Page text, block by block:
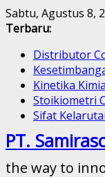
Skip
to
Sabtu, Agustus 8,
Terbaru:
Distributor
Kinetika
Stoikiometri
Sifat
PT.
the way to